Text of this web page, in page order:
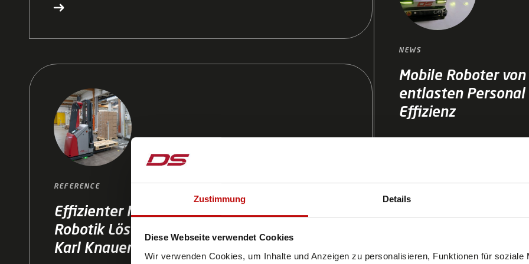
Zustimmung Details
Diese Webseite verwendet Cookies
Wir verwenden Cookies, um Inhalte und Anzeigen zu personalisieren, Funktionen für soziale
funktionale Sicherheit.
REFERENCE
Effizienter Materialfluss mit mobiler
Robotik Lösung von DS Automotion bei
Karl Knauer
NEWS
Mobile Roboter von
entlasten
Effizienz
Pflegekräftemangel, steigende
Krankenhäuser stehen vor
kommt in Form autonomer
wie Automatisierung nicht nur
die Arbeitsqualität verbessert
unterstützt.